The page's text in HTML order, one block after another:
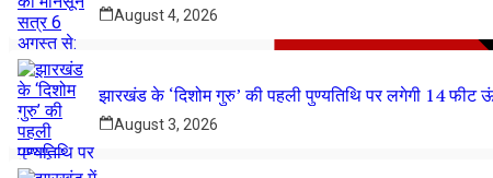
August 4, 2026
झारखंड के ‘दिशोम गुरु’ की पहली पुण्यतिथि पर लगेगी 14 फीट
August 3, 2026